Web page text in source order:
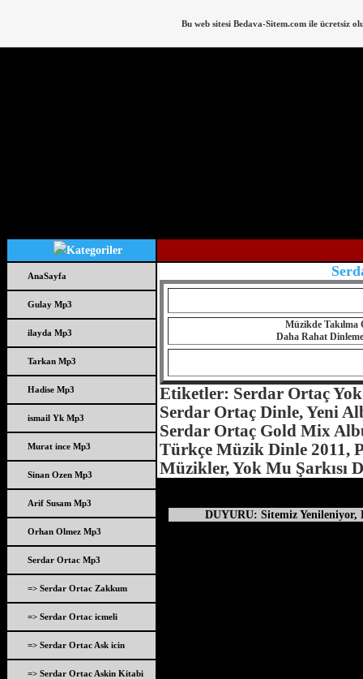
AnaSayfa
Gulay Mp3
ilayda Mp3
Tarkan Mp3
Hadise Mp3
ismail Yk Mp3
Murat ince Mp3
Sinan Ozen Mp3
Arif Susam Mp3
Orhan Olmez Mp3
Serdar Ortac Mp3
=> Serdar Ortac Zakkum
=> Serdar Ortac icmeli
=> Serdar Ortac Ask icin
=> Serdar Ortac Askin Kitabi
Müzikde Takılma
Daha Rahat
Etiketler: Serdar Ortaç
Serdar Ortaç Dinle, Yeni
Serdar Ortaç Gold Mix
Türkçe Müzik Dinle 2011,
Müzikler, Yok Mu Şarkısı
DUYURU: Sitemiz Yenileniyor,
Bu web sitesi Bedava-Sitem.comile ücretsiz